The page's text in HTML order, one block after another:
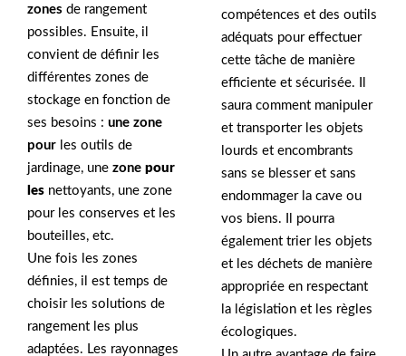
zones de rangement
possibles. Ensuite, il
convient de définir les
différentes zones de
stockage en fonction de
ses besoins : une zone
pour les outils de
jardinage, une zone pour
les nettoyants, une zone
pour les conserves et les
bouteilles, etc.
Une fois les zones
définies, il est temps de
choisir les solutions de
rangement les plus
adaptées. Les rayonnages
compétences et des outils
adéquats pour effectuer
cette tâche de manière
efficiente et sécurisée. Il
saura comment manipuler
et transporter les objets
lourds et encombrants
sans se blesser et sans
endommager la cave ou
vos biens. Il pourra
également trier les objets
et les déchets de manière
appropriée en respectant
la législation et les règles
écologiques.